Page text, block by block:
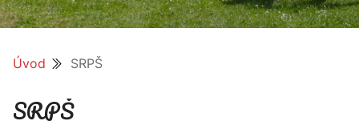
Úvod SRPŠ
SRPŠ